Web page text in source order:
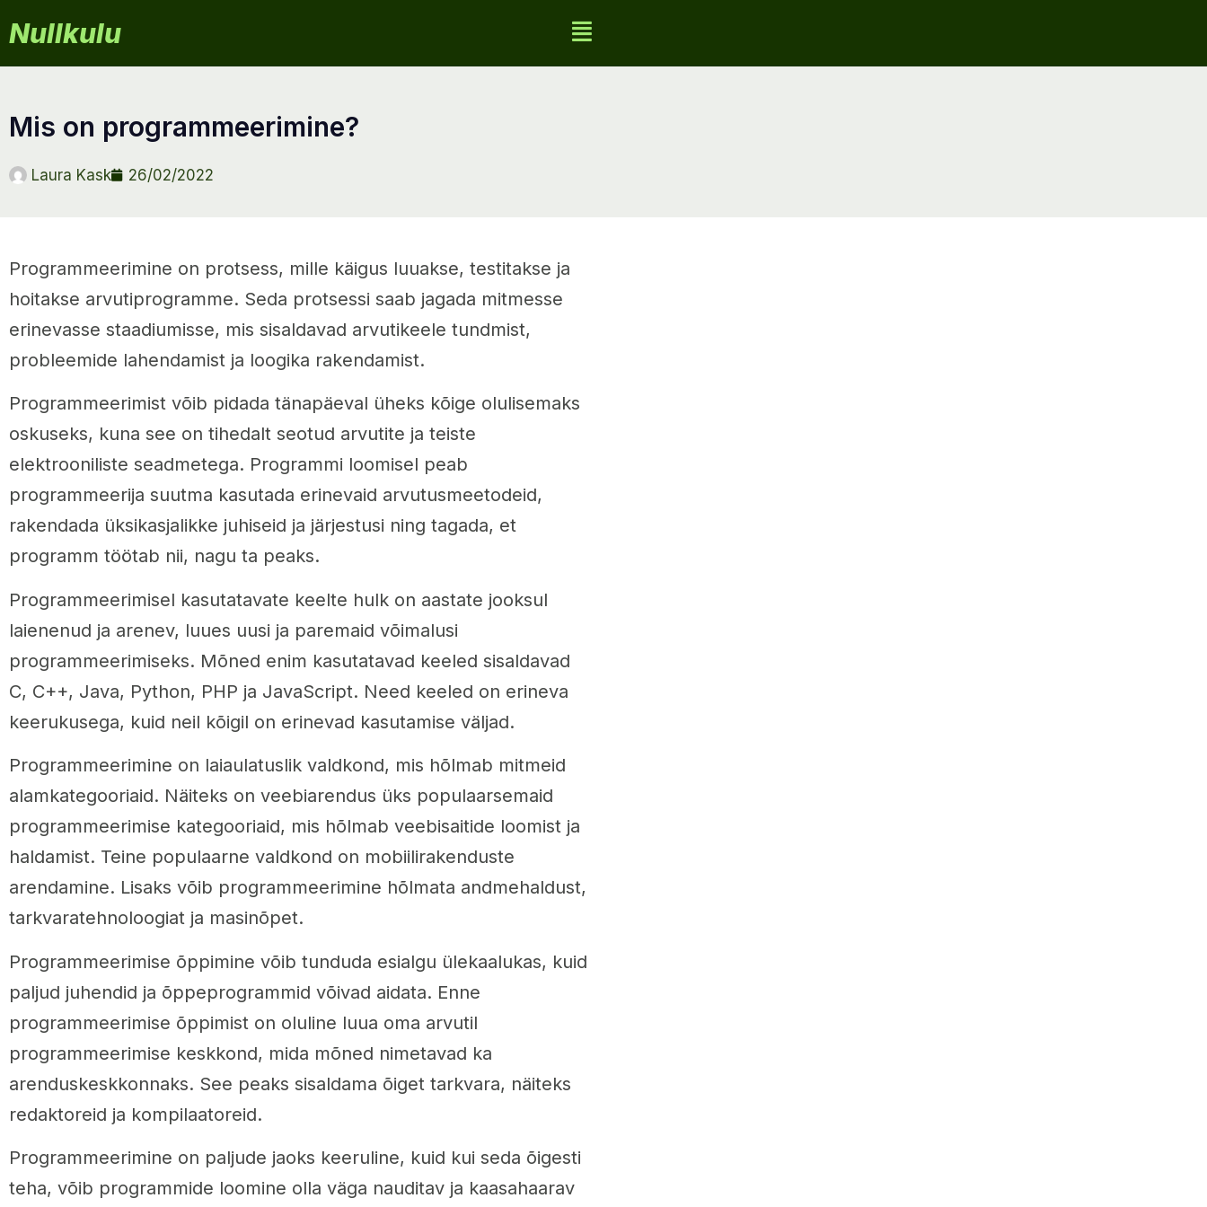
Nullkulu
mis on programmeerimine?
Laura Kask 26/02/2022
Programmeerimine on protsess, mille käigus luuakse, testitakse ja
hoitakse arvutiprogramme. Seda protsessi saab jagada mitmesse
erinevasse staadiumisse, mis sisaldavad arvutikeele tundmist,
probleemide lahendamist ja loogika rakendamist.
Programmeerimist võib pidada tänapäeval üheks kõige olulisemaks
oskuseks, kuna see on tihedalt seotud arvutite ja teiste
elektrooniliste seadmetega. Programmi loomisel peab
programmeerija suutma kasutada erinevaid arvutusmeetodeid,
rakendada üksikasjalikke juhiseid ja järjestusi ning tagada, et
programm töötab nii, nagu ta peaks.
Programmeerimisel kasutatavate keelte hulk on aastate jooksul
laienenud ja arenev, luues uusi ja paremaid võimalusi
programmeerimiseks. Mõned enim kasutatavad keeled sisaldavad
C, C++, Java, Python, PHP ja JavaScript. Need keeled on erineva
keerukusega, kuid neil kõigil on erinevad kasutamise väljad.
Programmeerimine on laiaulatuslik valdkond, mis hõlmab mitmeid
alamkategooriaid. Näiteks on veebiarendus üks populaarsemaid
programmeerimise kategooriaid, mis hõlmab veebisaitide loomist ja
haldamist. Teine populaarne valdkond on mobiilirakenduste
arendamine. Lisaks võib programmeerimine hõlmata andmehaldust,
tarkvaratehnoloogiat ja masinõpet.
Programmeerimise õppimine võib tunduda esialgu ülekaalukas, kuid
paljud juhendid ja õppeprogrammid võivad aidata. Enne
programmeerimise õppimist on oluline luua oma arvutil
programmeerimise keskkond, mida mõned nimetavad ka
arenduskeskkonnaks. See peaks sisaldama õiget tarkvara, näiteks
redaktoreid ja kompilaatoreid.
Programmeerimine on paljude jaoks keeruline, kuid kui seda õigesti
teha, võib programmide loomine olla väga nauditav ja kaasahaarav